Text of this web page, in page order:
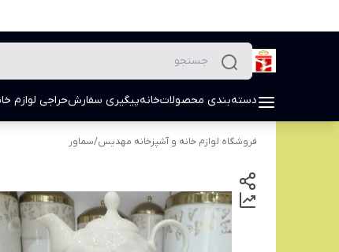
دسته‌بندی محصولاتخانهپیگیری سفارشحراجی لوازم
فروشگاه لوازم خانه و آشپزخانه مهدیس/سماور